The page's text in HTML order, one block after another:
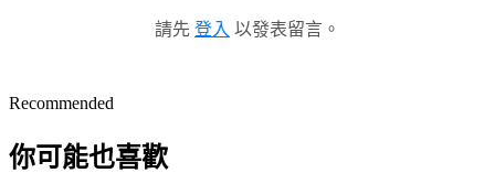
請先 登入 以發表留言。
Recommended
你可能也喜歡